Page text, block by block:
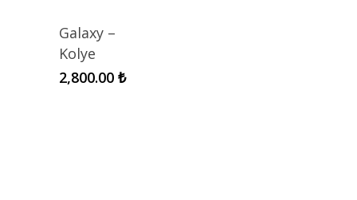
Galaxy –
Kolye
2,800.00 ₺